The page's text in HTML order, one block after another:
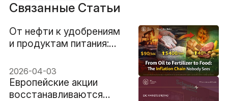
Связанные Статьи
От нефти к удобрениям
и продуктам питания:
которую никто не
замечает
2026-04-03
Европейские акции
восстанавливаются